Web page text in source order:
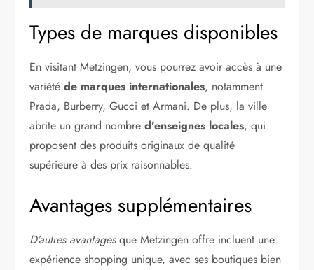
Types de marques disponibles
En visitant Metzingen, vous pourrez avoir accès à une
variétéde marques internationales, notamment
Prada, Burberry, Gucci et Armani. De plus, la ville
abrite un grand nombred’enseignes locales, qui
proposent des produits originaux de qualité
supérieure à des prix raisonnables.
Avantages supplémentaires
D’autres avantagesque Metzingen offre incluent une
expérience shopping unique, avec ses boutiques bien